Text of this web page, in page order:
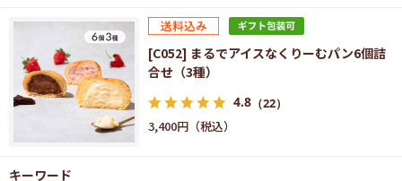
[C052] まるでアイスなくりーむパン6個詰
合せ（3種）
4.8 （22）
3,400円
キーワード